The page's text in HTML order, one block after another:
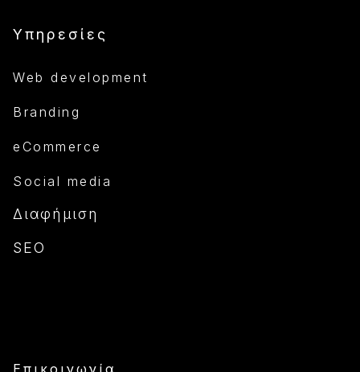
Υπηρεσίες
Web development
Branding
eCommerce
Social media
Διαφήμιση
SEO